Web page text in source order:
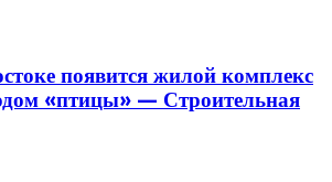
появится жилой комплекс
«птицы» — Строительная